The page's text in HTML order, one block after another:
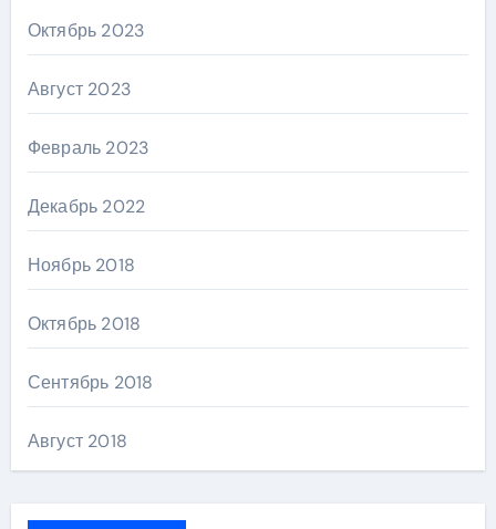
Октябрь 2023
Август 2023
Февраль 2023
Декабрь 2022
Ноябрь 2018
Октябрь 2018
Сентябрь 2018
Август 2018